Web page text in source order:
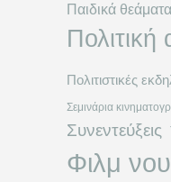
Παιδικά θεάματα
Πολιτιστικές
Σεμινάρια
Συνεντεύξεις
Φιλμ